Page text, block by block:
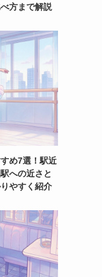
方まで解説
め7選！駅近
への近さと
やすく紹介